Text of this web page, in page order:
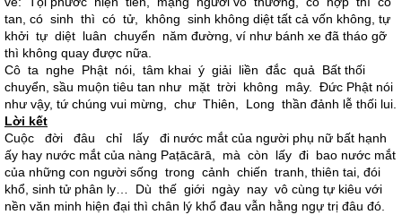
tan, có sinh thì có tử, không sinh không diệt tất cả vốn không, tự
khởi tự diệt luân chuyển năm đường, ví như bánh xe đã tháo gỡ
thì không quay được nữa.
Cô ta nghe Phật nói, tâm khai ý giải liền đắc quả Bất thối
chuyển, sầu muộn tiêu tan như mặt trời không mây. Đức Phật nói
như vậy, tứ chúng vui mừng, chư Thiên, Long thần đảnh lễ thối lui.
Lời kết
Cuộc đời đâu chỉ lấy đi nước mắt của người phụ nữ bất hạnh
ấy hay nước mắt của nàng Paṭācārā, mà còn lấy đi bao nước mắt
của những con người sống trong cảnh chiến tranh, thiên tai, đói
khổ, sinh tử phân ly… Dù thế giới ngày nay vô cùng tự kiêu với
nền văn minh hiện đại thì chân lý khổ đau vẫn hằng ngự trị đâu đó.